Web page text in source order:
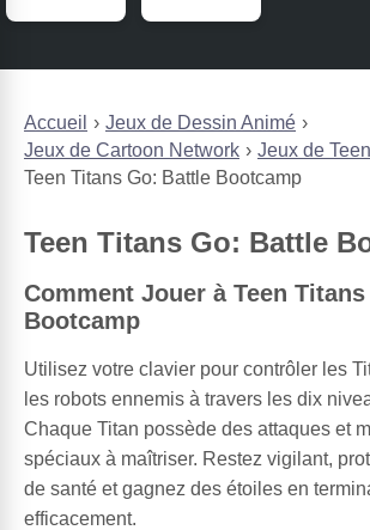
Accueil
Jeux de Dessin Animé
Jeux de Cartoon Network
Jeux de
Teen Titans Go: Battle Bootcamp
Teen Titans Go: Battle
Comment Jouer à Teen
Bootcamp
Utilisez votre clavier pour contrôler les
les robots ennemis à travers les dix
Chaque Titan possède des attaques et
spéciaux à maîtriser. Restez vigilant,
de santé et gagnez des étoiles en
efficacement.